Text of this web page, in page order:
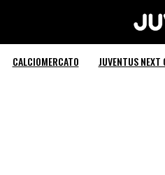
CALCIOMERCATO JUVENTUS NEXT